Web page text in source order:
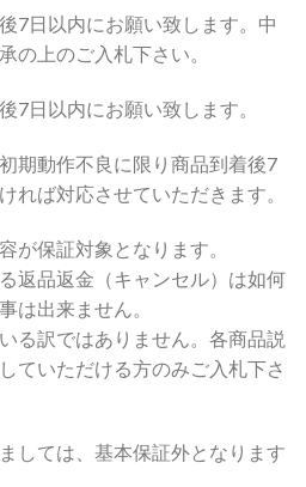
7日以内にお願い致します。中
の上のご入札下さい。
7日以内にお願い致します。
期動作不良に限り商品到着後7
れば対応させていただきます。
が保証対象となります。
返品返金（キャンセル）は如何
は出来ません。
る訳ではありません。各商品説
ていただける方のみご入札下さ
しては、基本保証外となります